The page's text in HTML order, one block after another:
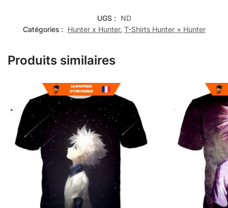
UGS :
ND
Catégories :
Hunter x Hunter, T-Shirts Hunter × Hunter
Produits similaires